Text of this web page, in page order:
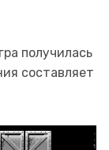
получилась
составляет